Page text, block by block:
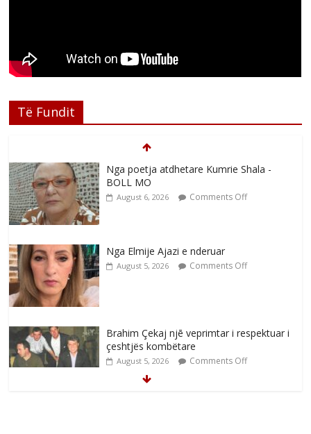
Të Fundit
Nga poetja atdhetare Kumrie Shala -
BOLL MO
August 6, 2026 Comments Off
Nga Elmije Ajazi e nderuar
August 5, 2026 Comments Off
Brahim Çekaj njē veprimtar i respektuar i
çeshtjës kombëtare
August 5, 2026 Comments Off